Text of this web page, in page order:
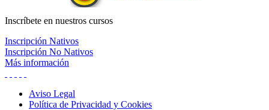
Inscríbete en nuestros cursos
Inscripción Nativos
Inscripción No Nativos
Más información
Aviso Legal
Política de Privacidad y Cookies